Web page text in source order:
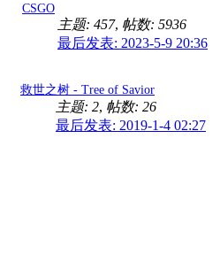
CSGO
主题: 457, 帖数: 5936
最后发表: 2023-5-9 20:36
救世之树 - Tree of Savior
主题: 2, 帖数: 26
最后发表: 2019-1-4 02:27